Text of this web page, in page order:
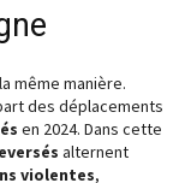
même manière.
des déplacements
en 2024. Dans cette
alternent
violentes,